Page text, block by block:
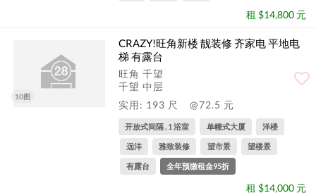
租 $14,800 元
10图
CRAZY!旺角新楼 靓装修 齐家电 平地电
梯 有露台
旺角 千望
千望 中层
实用: 193 尺
@72.5 元
开放式间隔 , 1 浴室 单幢式大厦 洋楼
远洋 雅致装修 望市景 望楼景
有露台 全年预缴租金95折
租 $14,000 元